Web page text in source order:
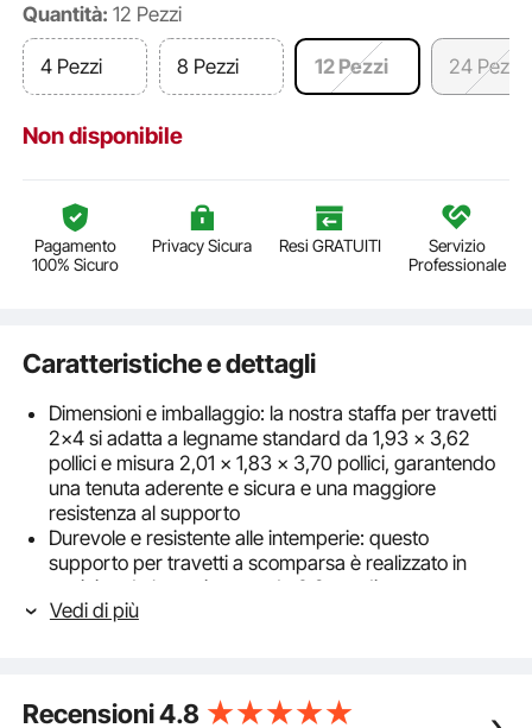
Quantità: 12 Pezzi
4 Pezzi 8 Pezzi 12 Pezzi 24 Pezzi
Non disponibile
Pagamento
100% Sicuro
Privacy Sicura Resi GRATUITI
Servizio
Professionale
Caratteristiche e dettagli
Dimensioni e imballaggio: la nostra staffa per travetti
2x4 si adatta a legname standard da 1,93 x 3,62
pollici e misura 2,01 x 1,83 x 3,70 pollici, garantendo
una tenuta aderente e sicura e una maggiore
resistenza al supporto
Durevole e resistente alle intemperie: questo
supporto per travetti a scomparsa è realizzato in
acciaio ad alta resistenza da 0,2 cm di spessore con
rivestimento antiruggine nero per un'eccellente
rinforzato a L con copertura su quattro lati, offrendo
Vedi di più
Recensioni4.8